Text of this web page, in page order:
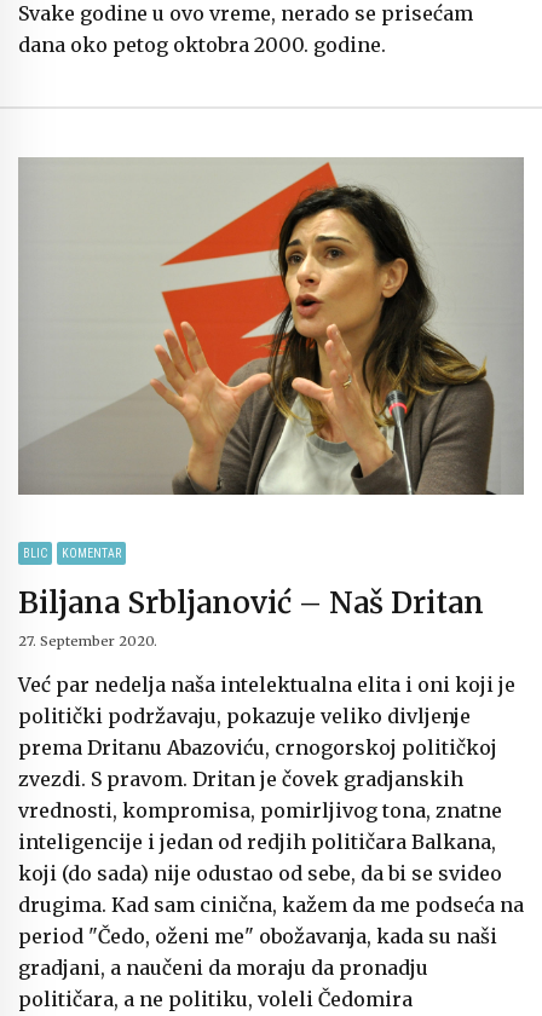
Svake godine u ovo vreme, nerado se prisećam
dana oko petog oktobra 2000. godine.
BLIC KOMENTAR
Biljana Srbljanović – Naš Dritan
27. September 2020.
Već par nedelja naša intelektualna elita i oni koji je
politički podržavaju, pokazuje veliko divljenje
prema Dritanu Abazoviću, crnogorskoj političkoj
zvezdi. S pravom. Dritan je čovek gradjanskih
vrednosti, kompromisa, pomirljivog tona, znatne
inteligencije i jedan od redjih političara Balkana,
koji (do sada) nije odustao od sebe, da bi se svideo
drugima. Kad sam cinična, kažem da me podseća na
period "Čedo, oženi me" obožavanja, kada su naši
gradjani, a naučeni da moraju da pronadju
političara, a ne politiku, voleli Čedomira